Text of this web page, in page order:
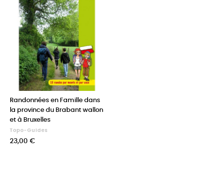
Randonnées en Famille dans
la province du Brabant wallon
et à Bruxelles
Topo-Guides
Prix
23,00 €